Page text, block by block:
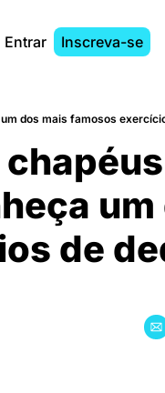
Entrar Inscreva-se
um
de